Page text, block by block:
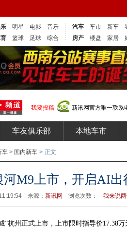
明星 电影
音乐
篮球 足球 综合
汽车 车市 新车
房产
楼盘 家居
我要投稿 新讯网官方唯一联
车友俱乐部 本地车市
车 > 国内新车 > 正文
河M9上市，开启AI出
来源： 新讯网 浏览次数： 我来说
州正式上市，上市限时指导价17.38万